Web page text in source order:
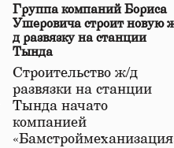
Группа компаний Бориса
Ушеровича строит новую
д развязку на станции
Тында
Строительство ж/д
развязки на станции
Тында начато
компанией